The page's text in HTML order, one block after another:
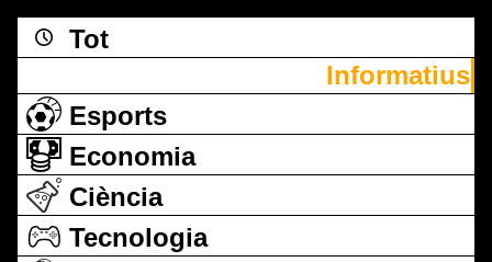
Tot
Informatius
Esports
Economia
Ciència
Tecnologia